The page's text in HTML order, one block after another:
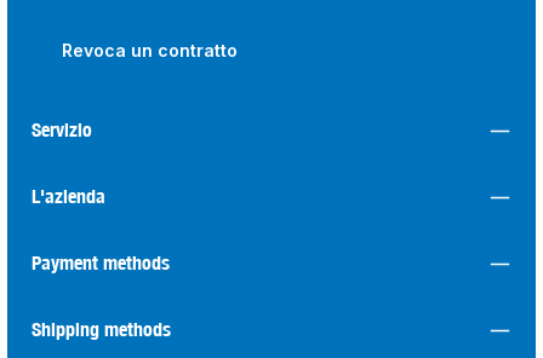
Revoca un contratto
Servizio
L'azienda
Payment methods
Shipping methods